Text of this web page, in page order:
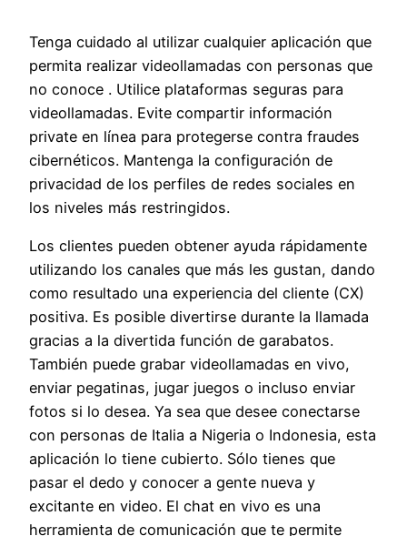
Tenga cuidado al utilizar cualquier aplicación que
permita realizar videollamadas con personas que
no conoce . Utilice plataformas seguras para
videollamadas. Evite compartir información
private en línea para protegerse contra fraudes
cibernéticos. Mantenga la configuración de
privacidad de los perfiles de redes sociales en
los niveles más restringidos.
Los clientes pueden obtener ayuda rápidamente
utilizando los canales que más les gustan, dando
como resultado una experiencia del cliente (CX)
positiva. Es posible divertirse durante la llamada
gracias a la divertida función de garabatos.
También puede grabar videollamadas en vivo,
enviar pegatinas, jugar juegos o incluso enviar
fotos si lo desea. Ya sea que desee conectarse
con personas de Italia a Nigeria o Indonesia, esta
aplicación lo tiene cubierto. Sólo tienes que
pasar el dedo y conocer a gente nueva y
excitante en video. El chat en vivo es una
herramienta de comunicación que te permite